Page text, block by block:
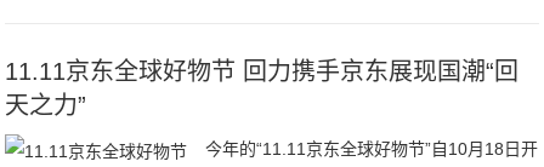
11.11京东全球好物节 回力携手京东展现国潮“回
天之力”
今年的“11.11京东全球好物节”自10月18日开